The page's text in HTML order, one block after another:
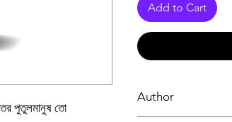
পুতুলমানুষ তো
Add to Cart
Author